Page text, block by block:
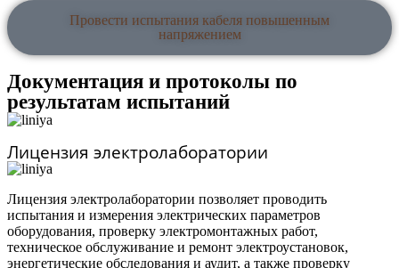
Провести испытания кабеля повышенным
напряжением
Документация и протоколы по
результатам испытаний
Лицензия электролаборатории
Лицензия электролаборатории позволяет проводить
испытания и измерения электрических параметров
оборудования, проверку электромонтажных работ,
техническое обслуживание и ремонт электроустановок,
энергетические обследования и аудит, а также проверку